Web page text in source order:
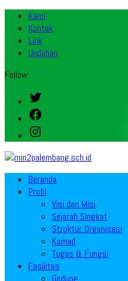
Kami
Kontak
Link
Unduhan
Follow:
Twitter
Facebook
Instagram
Beranda
Profil
Visi dan Misi
Sejarah Singkat
Struktur Organisasi
Kamad
Tugas & Fungsi
Fasilitas
Gedung